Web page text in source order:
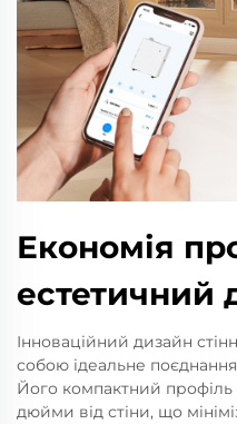
Економія
естетичний
Інноваційний дизайн
собою ідеальне
Його компактний
дюйми від стіни, що